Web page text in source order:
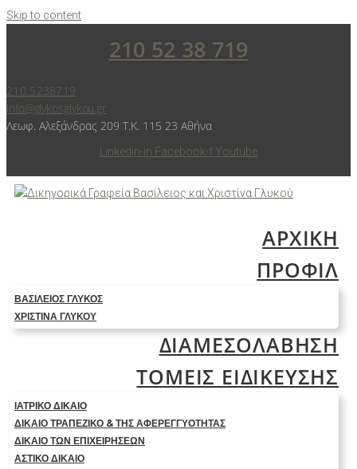
Skip to content
210 52 38 719
210 5238719
info@glykosglykou.gr
Λεωφ. Αλεξάνδρας 209 Τ.Κ. 115 23 Αθήνα
Linkedin-in Facebook-f Youtube
ΑΡΧΙΚΗ
ΠΡΟΦΙΛ
ΒΑΣΊΛΕΙΟΣ ΓΛΥΚΌΣ
ΧΡΙΣΤΊΝΑ ΓΛΥΚΟΎ
ΔΙΑΜΕΣΟΛΑΒΗΣΗ
ΤΟΜΕΙΣ ΕΙΔΙΚΕΥΣΗΣ
ΙΑΤΡΙΚΟ ΔΙΚΑΙΟ
ΔΙΚΑΙΟ ΤΡΑΠΕΖΙΚΟ & ΤΗΣ ΑΦΕΡΕΓΓΥΟΤΗΤΑΣ
ΔΙΚΑΙΟ ΤΩΝ ΕΠΙΧΕΙΡΗΣΕΩΝ
ΑΣΤΙΚΟ ΔΙΚΑΙΟ